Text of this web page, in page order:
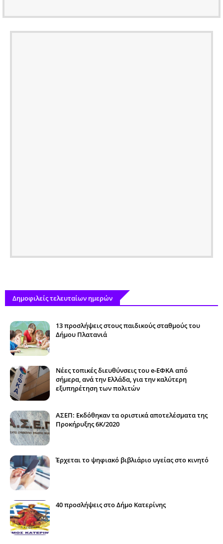
Δημοφιλείς τελευταίων ημερών
13 προσλήψεις στους παιδικούς σταθμούς του
Δήμου Πλατανιά
Νέες τοπικές διευθύνσεις του e-ΕΦΚΑ από
σήμερα, ανά την Ελλάδα, για την καλύτερη
εξυπηρέτηση των πολιτών
ΑΣΕΠ: Εκδόθηκαν τα οριστικά αποτελέσματα της
Προκήρυξης 6Κ/2020
Έρχεται το ψηφιακό βιβλιάριο υγείας στο κινητό
40 προσλήψεις στο Δήμο Κατερίνης